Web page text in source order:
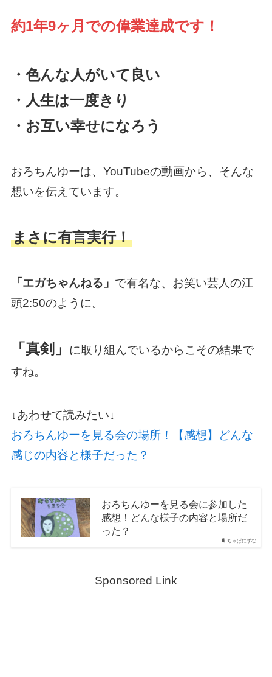
約1年9ヶ月での偉業達成です！
・色んな人がいて良い
・人生は一度きり
・お互い幸せになろう
おろちんゆーは、YouTubeの動画から、そんな
想いを伝えています。
まさに有言実行！
「エガちゃんねる」 で有名な、お笑い芸人の江
頭2:50のように。
「真剣」
に取り組んでいるからこその結果で
すね。
↓あわせて読みたい↓
おろちんゆーを見る会の場所！【感想】どんな
感じの内容と様子だった？
ちゃぱにずむ
おろちんゆーを見る会に参加した
感想！どんな様子の内容と場所だ
った？
Sponsored Link